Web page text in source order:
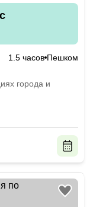
1.5 часов Пешком
города и